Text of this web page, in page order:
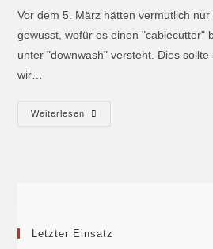
Vor dem 5. März hätten vermutlich
gewusst, wofür es einen "cablecutter"
unter "downwash" versteht. Dies
wir…
Weiterlesen
Letzter Einsatz